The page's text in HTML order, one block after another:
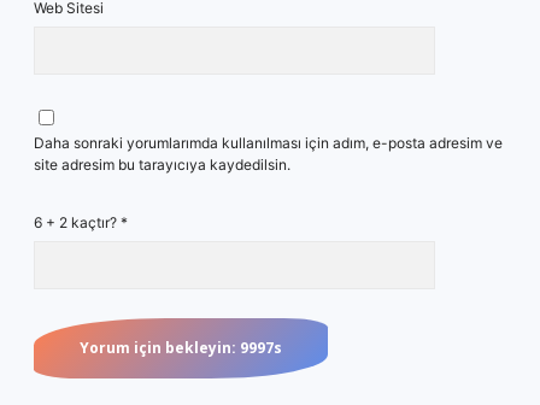
Web Sitesi
Daha sonraki yorumlarımda kullanılması için adım, e-posta adresim ve
site adresim bu tarayıcıya kaydedilsin.
6 + 2 kaçtır? *